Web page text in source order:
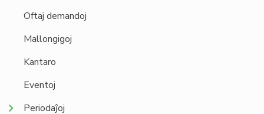
Oftaj demandoj
Mallongigoj
Kantaro
Eventoj
Periodaĵoj